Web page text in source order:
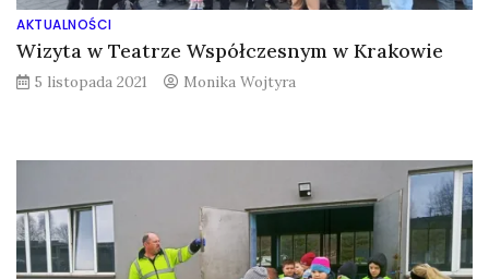
AKTUALNOŚCI
Wizyta w Teatrze Współczesnym w Krakowie
5 listopada 2021 Monika Wojtyra